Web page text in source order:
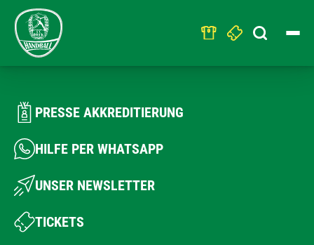
Search
for:
PRESSE AKKREDITIERUNG
HILFE PER WHATSAPP
UNSER NEWSLETTER
TICKETS